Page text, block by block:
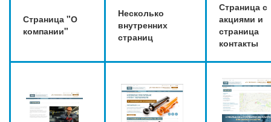
Страница "О
компании"
Несколько
внутренних
страниц
Страница с
акциями и
страница
контакты